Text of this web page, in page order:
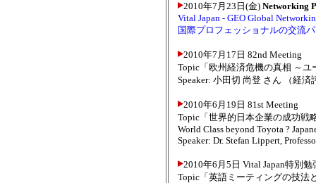
2010年7月23日(金) Networking
Vital Japan - GEO Global
国際プロフェッショナルの交流
2010年7月17日 82nd Meeting
Topic「欧州経済危機の真相 ～
Speaker: 小田切 尚登 さん （経済
2010年6月19日 81st Meeting
Topic「世界的日本企業の成功戦
World Class beyond Toyota ?
Speaker: Dr. Stefan Lippert,
2010年6月5日 Vital Japan特別勉
Topic「英語ミーティングの技法